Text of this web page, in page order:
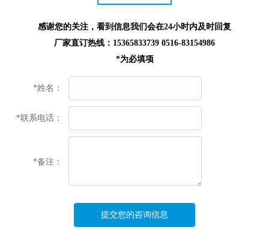
感谢您的关注，看到信息我们会在24小时内及时回复
厂家直订热线：15365833739 0516-83154986
*为必填项
*姓名：
*联系电话：
*备注：
提交您的咨询信息